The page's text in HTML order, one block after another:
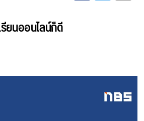
ยนออนไลน์ก็ดี